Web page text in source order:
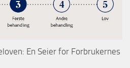
En Seier for Forbrukernes